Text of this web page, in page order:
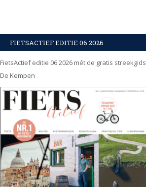
FIETSACTIEF EDITIE 06 2026
FietsActief editie 06 2026 mét de gratis streekgids
De Kempen